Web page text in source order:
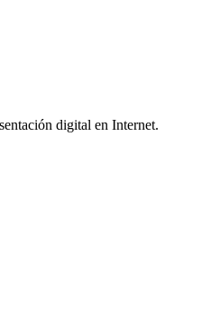
digital en Internet.